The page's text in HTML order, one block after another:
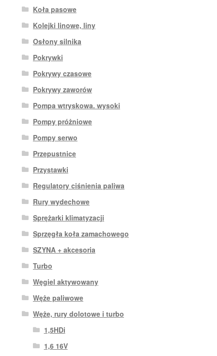
Koła pasowe
Kolejki linowe, liny
Osłony silnika
Pokrywki
Pokrywy czasowe
Pokrywy zaworów
Pompa wtryskowa. wysoki
Pompy próżniowe
Pompy serwo
Przepustnice
Przystawki
Regulatory ciśnienia paliwa
Rury wydechowe
Sprężarki klimatyzacji
Sprzęgła koła zamachowego
SZYNA + akcesoria
Turbo
Węgiel aktywowany
Węże paliwowe
Węże, rury dolotowe i turbo
1,5HDi
1,6 16V